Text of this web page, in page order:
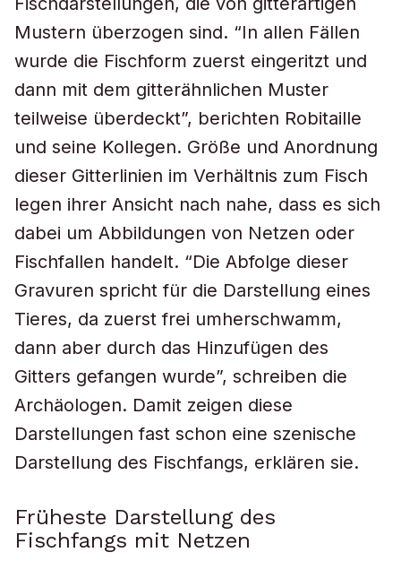
Mustern überzogen sind. “In allen Fällen
wurde die Fischform zuerst eingeritzt und
dann mit dem gitterähnlichen Muster
teilweise überdeckt”, berichten Robitaille
und seine Kollegen. Größe und Anordnung
dieser Gitterlinien im Verhältnis zum Fisch
legen ihrer Ansicht nach nahe, dass es sich
dabei um Abbildungen von Netzen oder
Fischfallen handelt. “Die Abfolge dieser
Gravuren spricht für die Darstellung eines
Tieres, da zuerst frei umherschwamm,
dann aber durch das Hinzufügen des
Gitters gefangen wurde”, schreiben die
Archäologen. Damit zeigen diese
Darstellungen fast schon eine szenische
Darstellung des Fischfangs, erklären sie.
Früheste Darstellung des
Fischfangs mit Netzen